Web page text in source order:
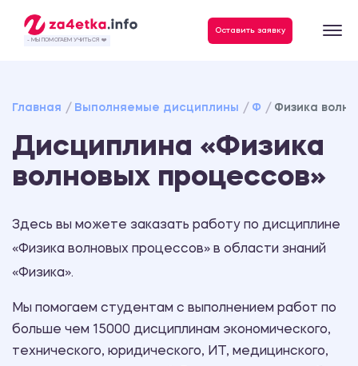
- МЫ ПОМОГАЕМ УЧИТЬСЯ ❤️
Оставить заявку
Главная Выполняемые дисциплины Ф Физика
Дисциплина «Физика
волновых процессов»
Здесь вы можете заказать работу по дисциплине
«Физика волновых процессов» в области знаний
«Физика».
Мы помогаем студентам с выполнением работ по
больше чем 15000 дисциплинам экономического,
технического, юридического, ИТ, медицинского,